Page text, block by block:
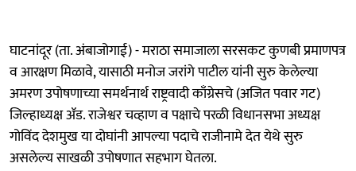
घाटनांदूर (ता. अंबाजोगाई) - मराठा समाजाला सरसकट कुणबी प्रमाणपत्र
व आरक्षण मिळावे, यासाठी मनोज जरांगे पाटील यांनी सुरु केलेल्या
अमरण उपोषणाच्या समर्थनार्थ राष्ट्रवादी काँग्रेसचे (अजित पवार गट)
जिल्हाध्यक्ष ॲड. राजेश्वर चव्हाण व पक्षाचे परळी विधानसभा अध्यक्ष
गोविंद देशमुख या दोघांनी आपल्या पदाचे राजीनामे देत येथे सुरु
असलेल्य साखळी उपोषणात सहभाग घेतला.